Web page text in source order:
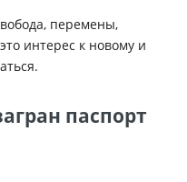
перемены,
интерес к новому и
паспорт